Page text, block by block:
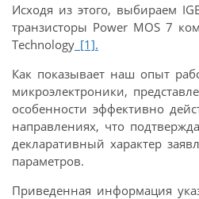
Исходя из этого, выбираем
транзисторы Power MOS 7
Technology [1].
Как показывает наш опыт
микроэлектроники,
особенности эффективно
направлениях, что
декларативный характер
параметров.
Приведенная информация